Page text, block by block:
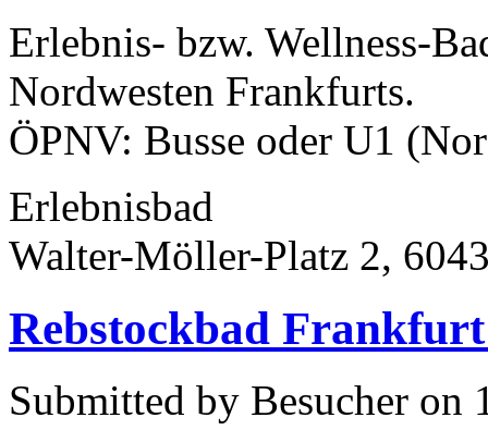
Erlebnis- bzw. Wellness-
Nordwesten Frankfurts.
ÖPNV: Busse oder U1
Erlebnisbad
Walter-Möller-Platz 2,
Rebstockbad
Submitted by Besucher on